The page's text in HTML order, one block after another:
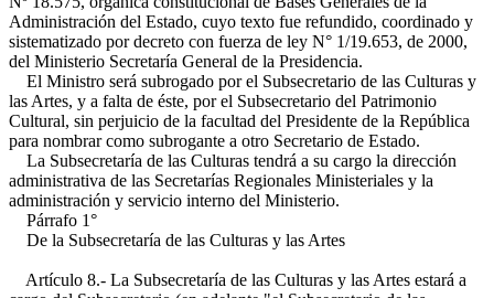
Administración del Estado, cuyo texto fue refundido, coordinado y
sistematizado por decreto con fuerza de ley N° 1/19.653, de 2000,
del Ministerio Secretaría General de la Presidencia.
El Ministro será subrogado por el Subsecretario de las Culturas y
las Artes, y a falta de éste, por el Subsecretario del Patrimonio
Cultural, sin perjuicio de la facultad del Presidente de la República
para nombrar como subrogante a otro Secretario de Estado.
La Subsecretaría de las Culturas tendrá a su cargo la dirección
administrativa de las Secretarías Regionales Ministeriales y la
administración y servicio interno del Ministerio.
Párrafo 1°
De la Subsecretaría de las Culturas y las Artes
Artículo 8.- La Subsecretaría de las Culturas y las Artes estará a